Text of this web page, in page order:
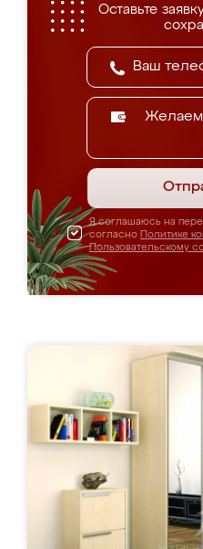
Оставьте
Я соглашаюсь на
согласно Политике
Пользовательскому